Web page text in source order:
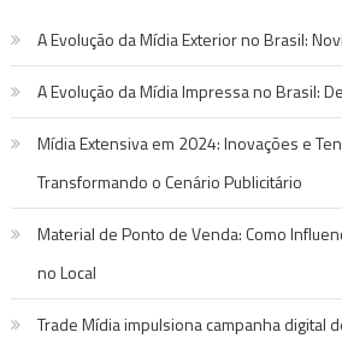
A Evolução da Mídia Exterior no Brasil:
A Evolução da Mídia Impressa no Brasil:
Mídia Extensiva em 2024: Inovações e
Transformando o Cenário Publicitário
Material de Ponto de Venda: Como
no Local
Trade Mídia impulsiona campanha digital